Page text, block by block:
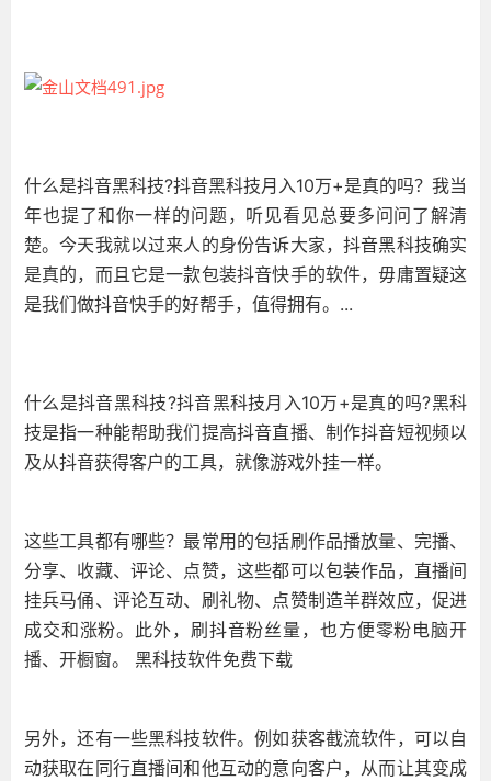
什么是抖音黑科技?抖音黑科技月入10万+是真的吗？我当
年也提了和你一样的问题，听见看见总要多问问了解清
楚。今天我就以过来人的身份告诉大家，抖音黑科技确实
是真的，而且它是一款包装抖音快手的软件，毋庸置疑这
是我们做抖音快手的好帮手，值得拥有。...
什么是抖音黑科技?抖音黑科技月入10万+是真的吗?黑科
技是指一种能帮助我们提高抖音直播、制作抖音短视频以
及从抖音获得客户的工具，就像游戏外挂一样。
这些工具都有哪些？最常用的包括刷作品播放量、完播、
分享、收藏、评论、点赞，这些都可以包装作品，直播间
挂兵马俑、评论互动、刷礼物、点赞制造羊群效应，促进
成交和涨粉。此外，刷抖音粉丝量，也方便零粉电脑开
播、开橱窗。 黑科技软件免费下载
另外，还有一些黑科技软件。例如获客截流软件，可以自
动获取在同行直播间和他互动的意向客户，从而让其变成